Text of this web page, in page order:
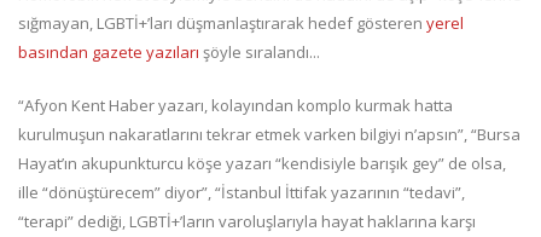
sığmayan, LGBTİ+’ları düşmanlaştırarak hedef gösteren yerel
basından gazete yazıları şöyle sıralandı...
“Afyon Kent Haber yazarı, kolayından komplo kurmak hatta
kurulmuşun nakaratlarını tekrar etmek varken bilgiyi n’apsın”, “Bursa
Hayat’ın akupunkturcu köşe yazarı “kendisiyle barışık gey” de olsa,
ille “dönüştürecem” diyor”, “İstanbul İttifak yazarının “tedavi”,
“terapi” dediği, LGBTİ+’ların varoluşlarıyla hayat haklarına karşı